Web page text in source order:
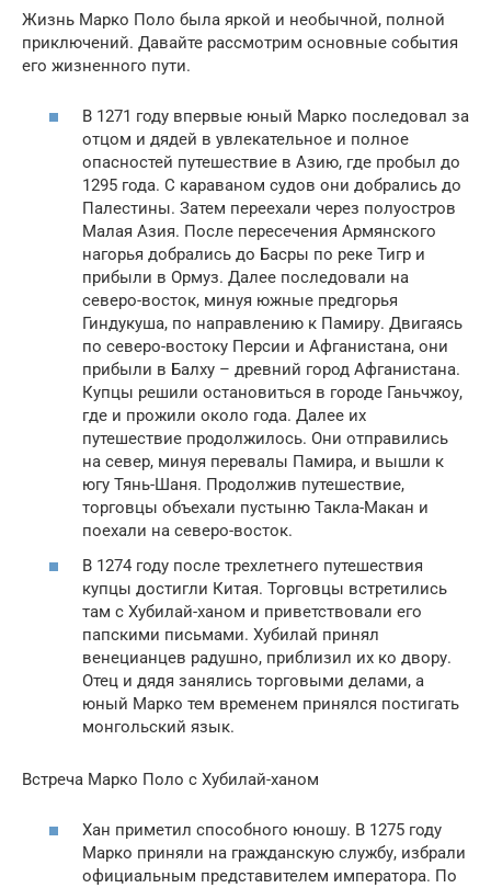
Жизнь Марко Поло была яркой и необычной, полной
приключений. Давайте рассмотрим основные события
его жизненного пути.
В 1271 году впервые юный Марко последовал за
отцом и дядей в увлекательное и полное
опасностей путешествие в Азию, где пробыл до
1295 года. С караваном судов они добрались до
Палестины. Затем переехали через полуостров
Малая Азия. После пересечения Армянского
нагорья добрались до Басры по реке Тигр и
прибыли в Ормуз. Далее последовали на
северо-восток, минуя южные предгорья
Гиндукуша, по направлению к Памиру. Двигаясь
по северо-востоку Персии и Афганистана, они
прибыли в Балху – древний город Афганистана.
Купцы решили остановиться в городе Ганьчжоу,
где и прожили около года. Далее их
путешествие продолжилось. Они отправились
на север, минуя перевалы Памира, и вышли к
югу Тянь-Шаня. Продолжив путешествие,
торговцы объехали пустыню Такла-Макан и
поехали на северо-восток.
В 1274 году после трехлетнего путешествия
купцы достигли Китая. Торговцы встретились
там с Хубилай-ханом и приветствовали его
папскими письмами. Хубилай принял
венецианцев радушно, приблизил их ко двору.
Отец и дядя занялись торговыми делами, а
юный Марко тем временем принялся постигать
монгольский язык.
Встреча Марко Поло с Хубилай-ханом
Хан приметил способного юношу. В 1275 году
Марко приняли на гражданскую службу, избрали
официальным представителем императора. По